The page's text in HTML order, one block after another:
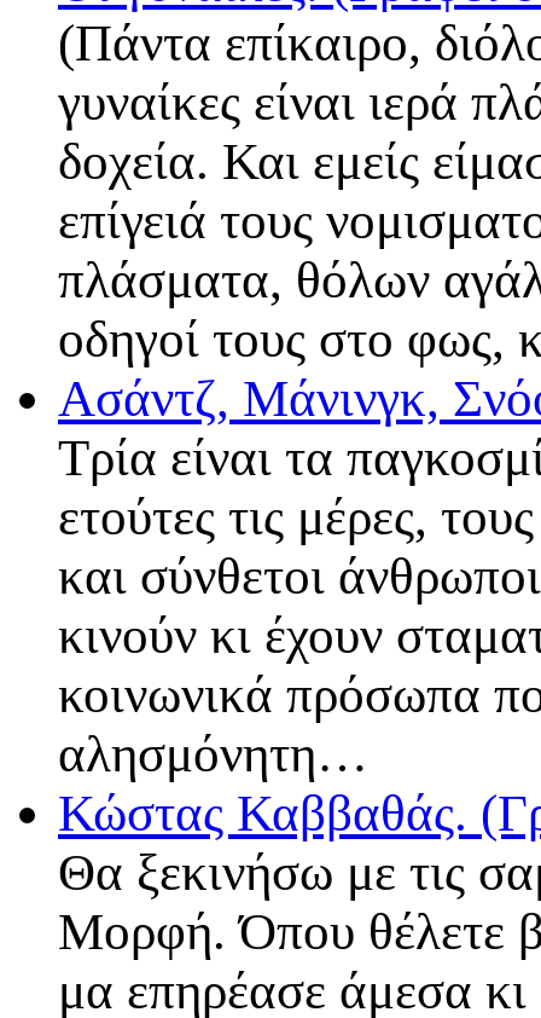
(Πάντα επίκαιρο,
γυναίκες είναι ιερά
δοχεία. Και εμείς
επίγειά τους
πλάσματα, θόλων
οδηγοί τους στο φως,
Ασάντζ, Μάνινγκ,
Τρία είναι τα
ετούτες τις μέρες,
και σύνθετοι
κινούν κι έχουν
κοινωνικά πρόσωπα
αλησμόνητη…
Κώστας Καββαθάς.
Θα ξεκινήσω με τις
Μορφή. Όπου θέλετε
μα επηρέασε άμεσα